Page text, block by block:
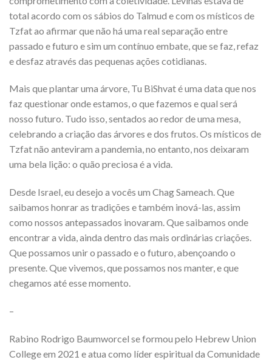
total acordo com os sábios do Talmud e com os místicos de
Tzfat ao afirmar que não há uma real separação entre
passado e futuro e sim um contínuo embate, que se faz, refaz
e desfaz através das pequenas ações cotidianas.
Mais que plantar uma árvore, Tu BiShvat é uma data que nos
faz questionar onde estamos, o que fazemos e qual será
nosso futuro. Tudo isso, sentados ao redor de uma mesa,
celebrando a criação das árvores e dos frutos. Os místicos de
Tzfat não anteviram a pandemia, no entanto, nos deixaram
uma bela lição: o quão preciosa é a vida.
Desde Israel, eu desejo a vocês um Chag Sameach. Que
saibamos honrar as tradições e também inová-las, assim
como nossos antepassados inovaram. Que saibamos onde
encontrar a vida, ainda dentro das mais ordinárias criações.
Que possamos unir o passado e o futuro, abençoando o
presente. Que vivemos, que possamos nos manter, e que
chegamos até esse momento.
–
Rabino Rodrigo Baumworcel se formou pelo Hebrew Union
College em 2021 e atua como líder espiritual da Comunidade